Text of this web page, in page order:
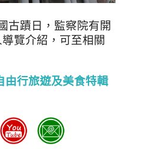
古蹟日，監察院有開
覽介紹，可至相關
由行旅遊及美食特輯